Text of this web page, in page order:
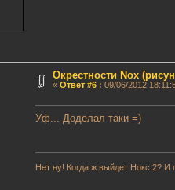
Окрестности Nox
« Ответ #6: 09/06/2012
Уф... Доделал таки =)
Нет ну! Когда ж выйдет Нокс 2? И